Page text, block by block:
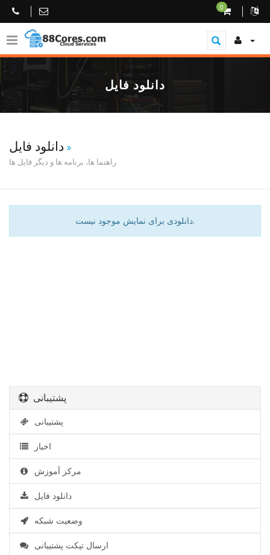
0
دانلود فایل
راهنما ها، برنامه ها و دیگر فایل ها
دانلودی برای نمایش موجود نیست.
پشتیبانی
پشتیبانی
اخبار
مرکز آموزش
دانلود فایل
وضعیت شبکه
ارسال تیکت پشتیبانی